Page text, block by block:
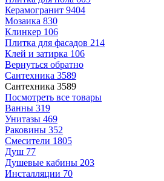
Керамогранит 9404
Мозаика 830
Клинкер 106
Плитка для фасадов 214
Клей и затирка 106
Вернуться обратно
Сантехника 3589
Сантехника 3589
Посмотреть все товары
Ванны 319
Унитазы 469
Раковины 352
Смесители 1805
Душ 77
Душевые кабины 203
Инсталляции 70